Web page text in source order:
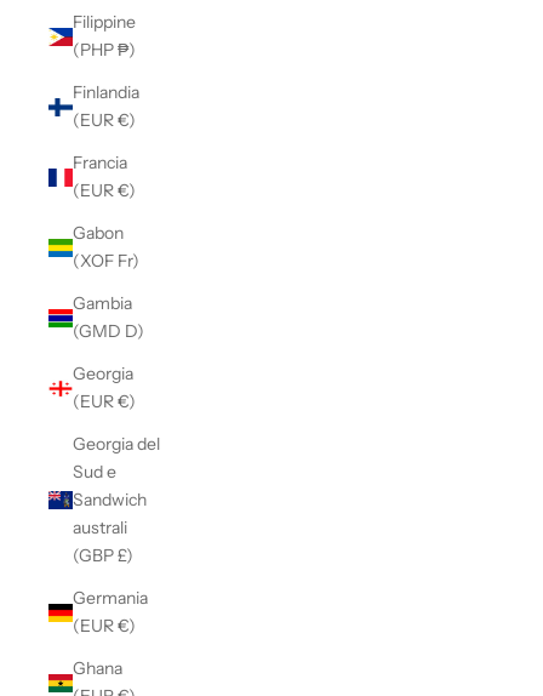
Filippine
(PHP ₱)
Finlandia
(EUR €)
Francia
(EUR €)
Gabon
(XOF Fr)
Gambia
(GMD D)
Georgia
(EUR €)
Georgia del
Sud e
Sandwich
australi
(GBP £)
Germania
(EUR €)
Ghana